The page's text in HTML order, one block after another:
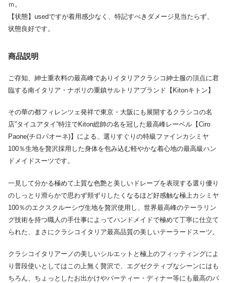
ｍ。
【状態】usedですが着用感少なく、特記すべきダメージ見当たらず、
状態良好です。
商品説明
ご存知、紳士重衣料の最高峰でありイタリアクラシコ紳士服の頂点に君
臨する南イタリア・ナポリの重鎮サルトリアブランド【Kitonキトン】
その華の都フィレンツェ発祥で東京・大阪にも展開するクラシコの名
店”タイユアタイ”特注でKiton総帥の名を冠した最高峰レーベル【Ciro
Paone(チロパオーネ)】による、選りすぐりの特級ファインカシミヤ
100％生地を贅沢採用した身体を包み込む軽やかな着心地の最高級ハン
ドメイドスーツです。
一見して分かる極めて上質な色艶と美しいドレープを表現する選り優り
のしっとり滑らかで思わず頬ずりしたくなるほど好感触な極上カシミヤ
100％のエクスクルーシヴ生地を贅沢使用し、世界最高峰のテーラリン
グ技術を持つ職人の手仕事によってハンドメイドで極めて丁寧に仕立て
られた、まさにクラシコイタリア最高品質の美しいテーラードスーツ。
クラシコイタリアーノの美しいシルエットと極上のフィッティングによ
り普段使いとしてはこの上無く贅沢で、エグゼクティブなシーンにはも
ちろん、ちょっとしたお出かけやパーティー・ディナー等にも最高のパ